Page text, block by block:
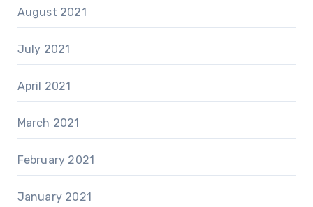
August 2021
July 2021
April 2021
March 2021
February 2021
January 2021